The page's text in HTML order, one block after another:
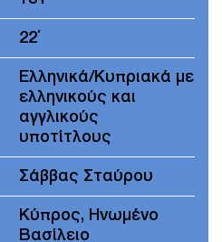
22΄
Ελληνικά/Κυπριακά με
ελληνικούς και
αγγλικούς
υποτίτλους
Σάββας Σταύρου
Κύπρος, Ηνωμένο
Βασίλειο